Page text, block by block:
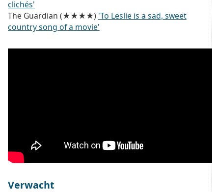
clichés'
The Guardian (★★★★) 'To Leslie is a sad, sweet
country song of a movie'
Verwacht